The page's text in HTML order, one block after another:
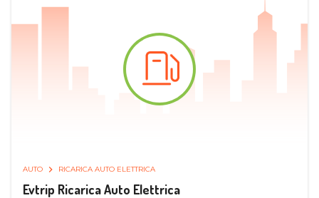
AUTO RICARICA AUTO ELETTRICA
Evtrip Ricarica Auto Elettrica